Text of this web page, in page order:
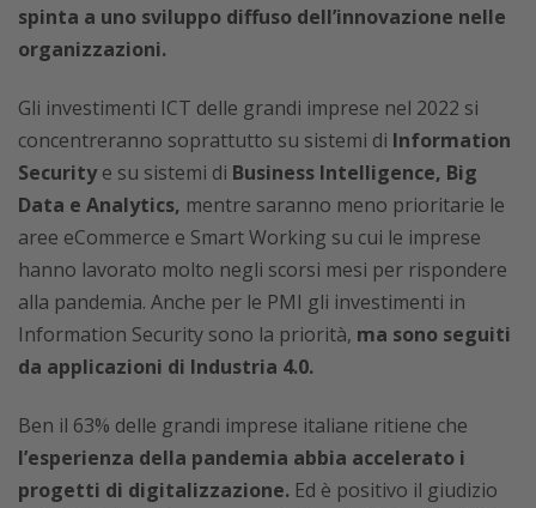
spinta a uno sviluppo diffuso dell’innovazione nelle
organizzazioni.
Gli investimenti ICT delle grandi imprese nel 2022 si
concentreranno soprattutto su sistemi di Information
Securitye su sistemi di Business Intelligence, Big
Data e Analytics, mentre saranno meno prioritarie le
aree eCommerce e Smart Working su cui le imprese
hanno lavorato molto negli scorsi mesi per rispondere
alla pandemia. Anche per le PMI gli investimenti in
Information Security sono la priorità, ma sono seguiti
da applicazioni di Industria 4.0.
Ben il 63% delle grandi imprese italiane ritiene che
l’esperienza della pandemia abbia accelerato i
progetti di digitalizzazione. Ed è positivo il giudizio